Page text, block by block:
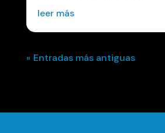
leer más
« Entradas más antiguas